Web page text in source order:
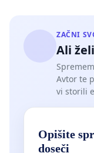
ZAČNI
Ali
Avtor te
vi storili
Opišite
doseči